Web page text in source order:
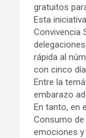
gratuitos
Esta
Convivencia
rápida al
con cinco
Entre la
embarazo
En tanto, en
Consumo
emociones y